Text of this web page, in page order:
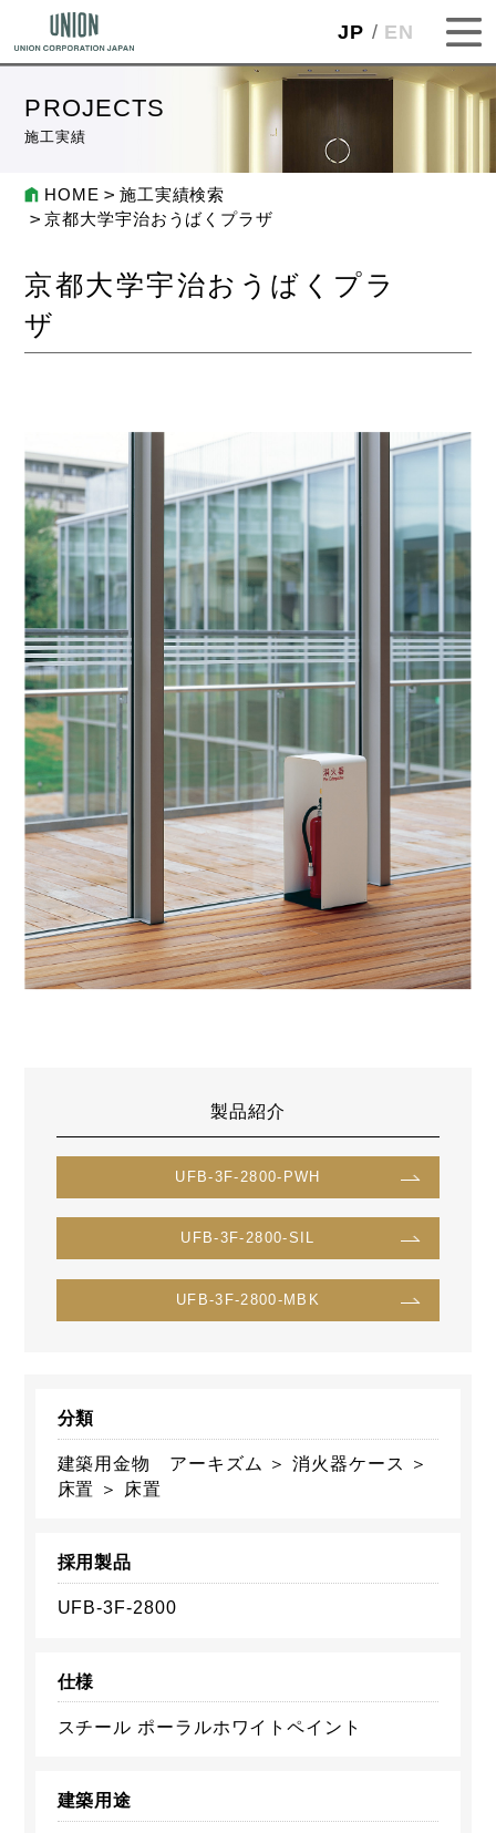
JP EN
PROJECTS
施工実績
HOME
施工実績検索
京都大学宇治おうばくプラザ
京都大学宇治おうばくプラ
ザ
製品紹介
UFB-3F-2800-PWH
UFB-3F-2800-SIL
UFB-3F-2800-MBK
分類
建築用金物 アーキズム ＞ 消火器ケース ＞
床置 ＞ 床置
採用製品
UFB-3F-2800
仕様
スチール ポーラルホワイトペイント
建築用途